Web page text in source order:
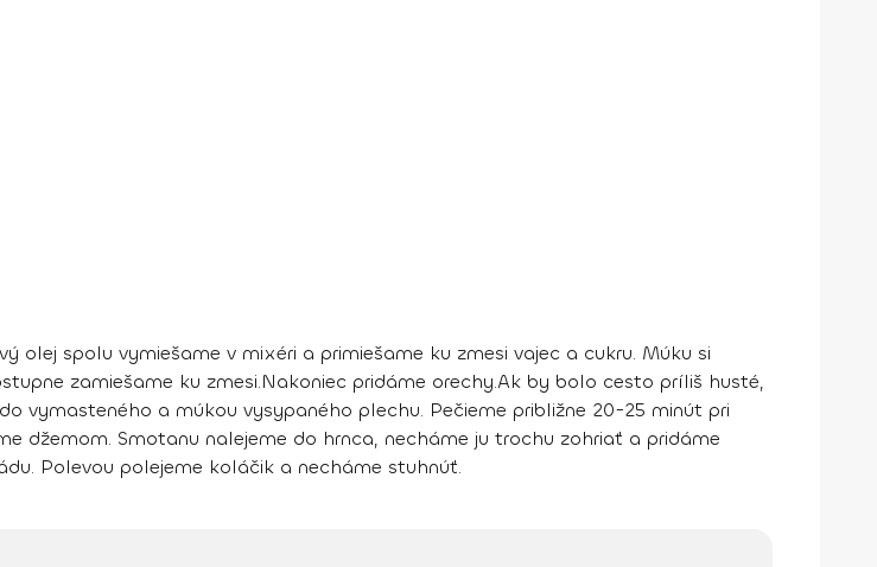
olej spolu vymiešame v mixéri a primiešame ku zmesi vajec a cukru. Múku si
zamiešame ku zmesi.Nakoniec pridáme orechy.Ak by bolo cesto príliš husté,
vymasteného a múkou vysypaného plechu. Pečieme približne 20-25 minút pri
džemom. Smotanu nalejeme do hrnca, necháme ju trochu zohriať a pridáme
Polevou polejeme koláčik a necháme stuhnúť.